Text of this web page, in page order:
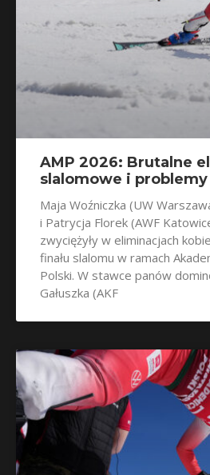
AMP 2026: Brutalne
slalomowe i
Maja Woźniczka (UW
i Patrycja Florek (AWF
zwyciężyły w eliminacjach
finału slalomu w ramach
Polski. W stawce panów
Gałuszka (AKF